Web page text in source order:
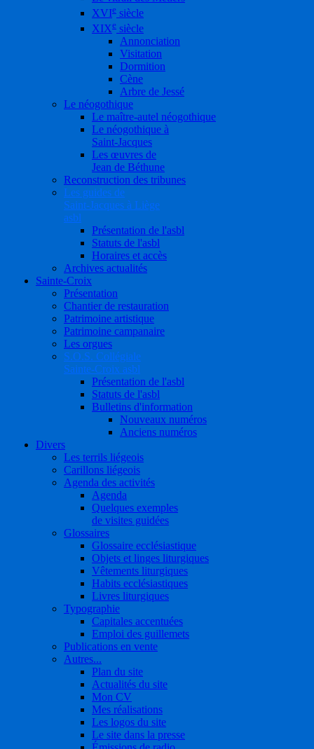
XVIe siècle
XIXe siècle
Annonciation
Visitation
Dormition
Cène
Arbre de Jessé
Le néogothique
Le maître-autel néogothique
Le néogothique à
Saint-Jacques
Les œuvres de
Jean de Béthune
Reconstruction des tribunes
Les guides de
Saint-Jacques à Liège
asbl
Présentation de l'asbl
Statuts de l'asbl
Horaires et accès
Archives actualités
Sainte-Croix
Présentation
Chantier de restauration
Patrimoine artistique
Patrimoine campanaire
Les orgues
S.O.S. Collégiale
Sainte-Croix asbl
Présentation de l'asbl
Statuts de l'asbl
Bulletins d'information
Nouveaux numéros
Anciens numéros
Divers
Les terrils liégeois
Carillons liégeois
Agenda des activités
Agenda
Quelques exemples
de visites guidées
Glossaires
Glossaire ecclésiastique
Objets et linges liturgiques
Vêtements liturgiques
Habits ecclésiastiques
Livres liturgiques
Typographie
Capitales accentuées
Emploi des guillemets
Publications en vente
Autres...
Plan du site
Actualités du site
Mon CV
Mes réalisations
Les logos du site
Le site dans la presse